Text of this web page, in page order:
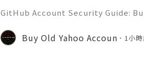
GitHub Account Security Guide:
d's leading platforms for
ration. Millions of develo
Buy Old Yahoo Accoun 1小